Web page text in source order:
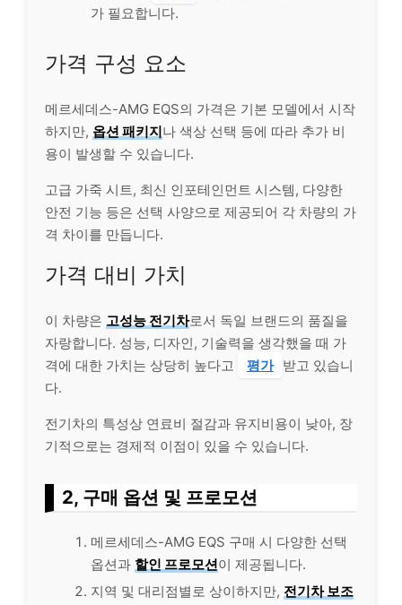
가 필요합니다.
가격 구성 요소
메르세데스-AMG EQS의 가격은 기본 모델에서 시작
하지만, 옵션 패키지나 색상 선택 등에 따라 추가 비
용이 발생할 수 있습니다.
고급 가죽 시트, 최신 인포테인먼트 시스템, 다양한
안전 기능 등은 선택 사양으로 제공되어 각 차량의 가
격 차이를 만듭니다.
가격 대비 가치
이 차량은 고성능 전기차로서 독일 브랜드의 품질을
자랑합니다. 성능, 디자인, 기술력을 생각했을 때 가
격에 대한 가치는 상당히 높다고
평가 받고 있습니
다.
전기차의 특성상 연료비 절감과 유지비용이 낮아, 장
기적으로는 경제적 이점이 있을 수 있습니다.
2, 구매 옵션 및 프로모션
메르세데스-AMG EQS 구매 시 다양한 선택
옵션과 할인 프로모션이 제공됩니다.
지역 및 대리점별로 상이하지만, 전기차 보조